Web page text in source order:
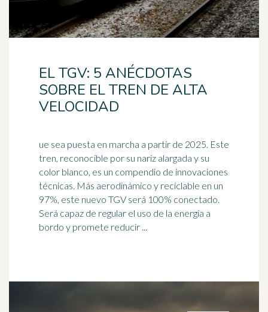
EL TGV: 5 ANÉCDOTAS
SOBRE EL TREN DE ALTA
VELOCIDAD
ue sea puesta en marcha a partir de 2025. Este
tren, reconocible por su nariz alargada y su
color blanco, es un compendio de innovaciones
técnicas. Más aerodinámico y reciclable en un
97%, este nuevo TGV será 100% conectado.
Será capaz de regular el uso de la energía a
bordo y promete reducir ...